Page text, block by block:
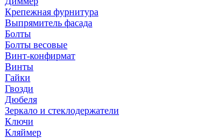
Крепежная фурнитура
Выпрямитель фасада
Болты
Болты весовые
Винт-конфирмат
Винты
Гайки
Гвозди
Дюбеля
Зеркало и стеклодержатели
Ключи
Кляймер